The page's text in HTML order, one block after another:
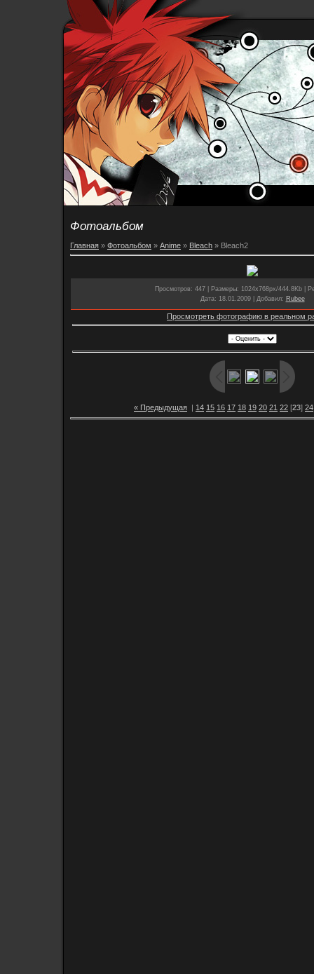
Фотоальбом
Главная » Фотоальбом » Anime » Bleach » Bleach2
Просмотров: 447 | Размеры: 1024x768px/444.8Kb |
Дата: 18.01.2009 | Добавил: Rubee
Просмотреть фотографию в реальном
« Предыдущая | 14 15 16 17 18 19 20 21 22 [23] 24